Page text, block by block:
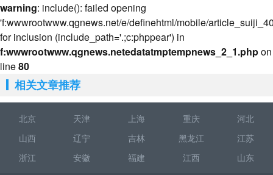
warning: include(): failed opening
'f:wwwrootwww.qgnews.net/e/definehtml/mobile/
for inclusion (include_path='.;c:phppear') in
f:wwwrootwww.qgnews.netedatatmptempnews_2_1.phpon
line80
相关文章推荐
北京 天津 上海 重庆
河北
山西
辽宁 吉林 黑龙江
江苏
浙江
安徽 福建 江西 山东